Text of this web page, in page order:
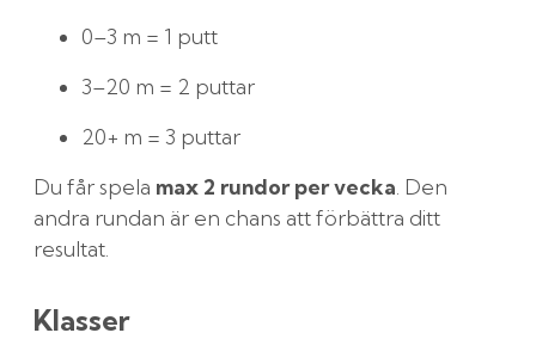
0–3 m = 1 putt
3–20 m = 2 puttar
20+ m = 3 puttar
Du får spela max 2 rundor per vecka . Den
andra rundan är en chans att förbättra ditt
resultat.
Klasser